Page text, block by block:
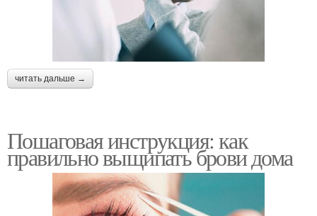
читать дальше →
Пошаговая инструкция: как
правильно выщипать брови дома